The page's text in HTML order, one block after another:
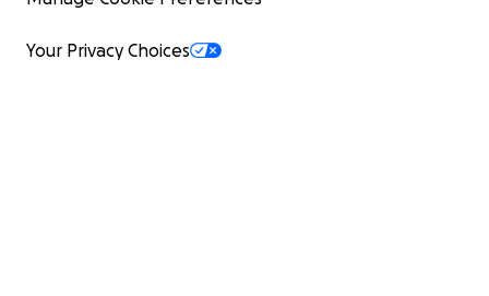
Your Privacy Choices